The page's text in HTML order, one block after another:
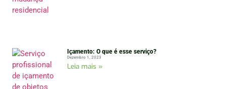
Içamento: O que é esse serviço?
Dezembro 1, 2023
Leia mais »